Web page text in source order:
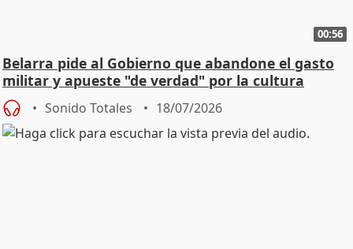
00:56
Belarra pide al Gobierno que abandone el gasto
militar y apueste "de verdad" por la cultura
Sonido Totales 18/07/2026